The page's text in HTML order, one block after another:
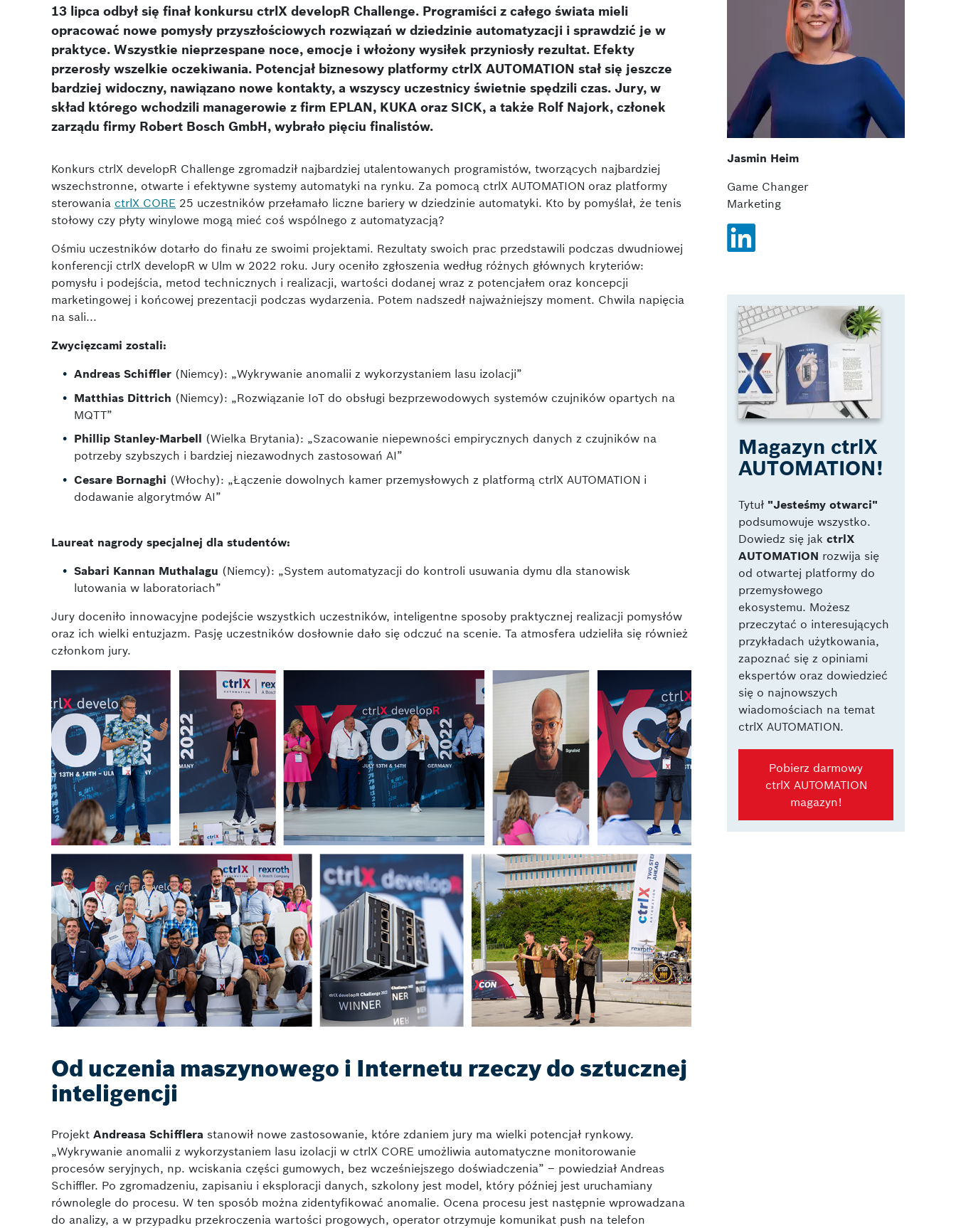
13 lipca odbył się finał konkursu ctrlX developR Challenge. Programiści z całego świata mieli
opracować nowe pomysły przyszłościowych rozwiązań w dziedzinie automatyzacji i sprawdzić je w
praktyce. Wszystkie nieprzespane noce, emocje i włożony wysiłek przyniosły rezultat. Efekty
przerosły wszelkie oczekiwania. Potencjał biznesowy platformy ctrlX AUTOMATION stał się jeszcze
bardziej widoczny, nawiązano nowe kontakty, a wszyscy uczestnicy świetnie spędzili czas. Jury, w
skład którego wchodzili managerowie z firm EPLAN, KUKA oraz SICK, a także Rolf Najork, członek
zarządu firmy Robert Bosch GmbH, wybrało pięciu finalistów.
Konkurs ctrlX developR Challenge zgromadził najbardziej utalentowanych programistów, tworzących najbardziej
wszechstronne, otwarte i efektywne systemy automatyki na rynku. Za pomocą ctrlX AUTOMATION oraz platformy
sterowania ctrlX CORE 25 uczestników przełamało liczne bariery w dziedzinie automatyki. Kto by pomyślał, że tenis
stołowy czy płyty winylowe mogą mieć coś wspólnego z automatyzacją?
Ośmiu uczestników dotarło do finału ze swoimi projektami. Rezultaty swoich prac przedstawili podczas dwudniowej
konferencji ctrlX developR w Ulm w 2022 roku. Jury oceniło zgłoszenia według różnych głównych kryteriów:
pomysłu i podejścia, metod technicznych i realizacji, wartości dodanej wraz z potencjałem oraz koncepcji
marketingowej i końcowej prezentacji podczas wydarzenia. Potem nadszedł najważniejszy moment. Chwila napięcia
na sali...
Zwycięzcami zostali:
Andreas Schiffler (Niemcy): „Wykrywanie anomalii z wykorzystaniem lasu izolacji”
Matthias Dittrich (Niemcy): „Rozwiązanie IoT do obsługi bezprzewodowych systemów czujników opartych na
MQTT”
Phillip Stanley-Marbell (Wielka Brytania): „Szacowanie niepewności empirycznych danych z czujników na
potrzeby szybszych i bardziej niezawodnych zastosowań AI”
Cesare Bornaghi (Włochy): „Łączenie dowolnych kamer przemysłowych z platformą ctrlX AUTOMATION i
dodawanie algorytmów AI”
Laureat nagrody specjalnej dla studentów:
Sabari Kannan Muthalagu (Niemcy): „System automatyzacji do kontroli usuwania dymu dla stanowisk
lutowania w laboratoriach”
Jury doceniło innowacyjne podejście wszystkich uczestników, inteligentne sposoby praktycznej realizacji pomysłów
oraz ich wielki entuzjazm. Pasję uczestników dosłownie dało się odczuć na scenie. Ta atmosfera udzieliła się również
członkom jury.
Od uczenia maszynowego i Internetu rzeczy do sztucznej
inteligencji
Projekt Andreasa Schifflera stanowił nowe zastosowanie, które zdaniem jury ma wielki potencjał rynkowy.
„Wykrywanie anomalii z wykorzystaniem lasu izolacji w ctrlX CORE umożliwia automatyczne monitorowanie
procesów seryjnych, np. wciskania części gumowych, bez wcześniejszego doświadczenia” – powiedział Andreas
Schiffler. Po zgromadzeniu, zapisaniu i eksploracji danych, szkolony jest model, który później jest uruchamiany
równolegle do procesu. W ten sposób można zidentyfikować anomalie. Ocena procesu jest następnie wprowadzana
do analizy, a w przypadku przekroczenia wartości progowych, operator otrzymuje komunikat push na telefon
Jasmin Heim
Game Changer
Marketing
Magazyn ctrlX
AUTOMATION!
Tytuł "Jesteśmy otwarci"
podsumowuje wszystko.
Dowiedz się jak ctrlX
AUTOMATION rozwija się
od otwartej platformy do
przemysłowego
ekosystemu. Możesz
przeczytać o interesujących
przykładach użytkowania,
zapoznać się z opiniami
ekspertów oraz dowiedzieć
się o najnowszych
wiadomościach na temat
ctrlX AUTOMATION.
Pobierz darmowy
ctrlX AUTOMATION
magazyn!